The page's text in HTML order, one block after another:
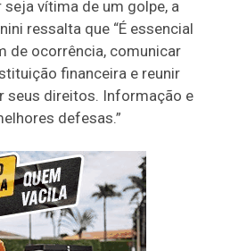
vítima de um golpe, a
ressalta que “É essencial
de ocorrência, comunicar
financeira e reunir
seus direitos. Informação e
defesas.”